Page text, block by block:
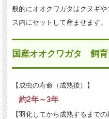
般的にオオクワガタはクヌギ
ス内にセットして産ませます。
国産オオクワガタ 飼育
【成虫の寿命（成熟後）】
約2年～3年
【羽化してから成熟するまで